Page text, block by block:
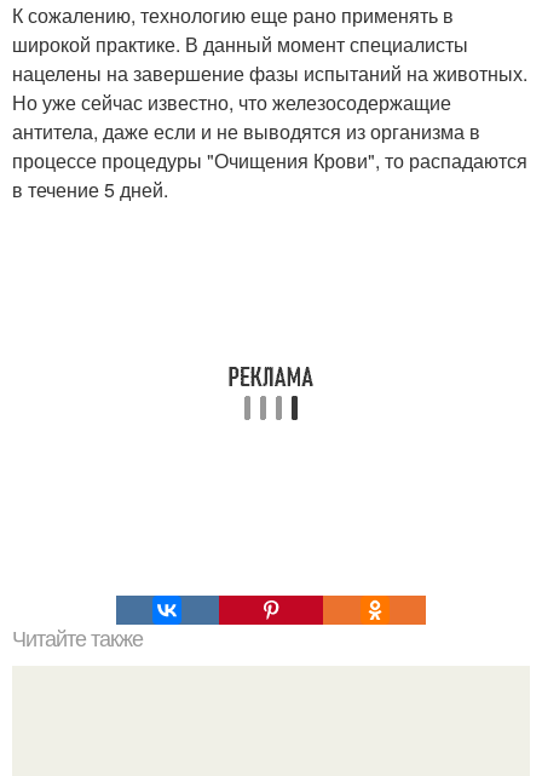
К сожалению, технологию еще рано применять в
широкой практике. В данный момент специалисты
нацелены на завершение фазы испытаний на животных.
Но уже сейчас известно, что железосодержащие
антитела, даже если и не выводятся из организма в
процессе процедуры "Очищения Крови", то распадаются
в течение 5 дней.
Читайте также